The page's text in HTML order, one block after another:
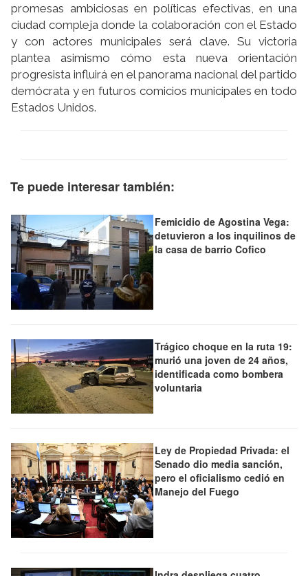
promesas ambiciosas en políticas efectivas, en una
ciudad compleja donde la colaboración con el Estado
y con actores municipales será clave. Su victoria
plantea asimismo cómo esta nueva orientación
progresista influirá en el panorama nacional del partido
demócrata y en futuros comicios municipales en todo
Estados Unidos.
Te puede interesar también:
Femicidio de Agostina Vega:
detuvieron a los inquilinos de
la casa de barrio Cofico
Trágico choque en la ruta 19:
murió una joven de 24 años,
identificada como bombera
voluntaria
Ley de Propiedad Privada: el
Senado dio media sanción,
pero el oficialismo cedió en
Manejo del Fuego